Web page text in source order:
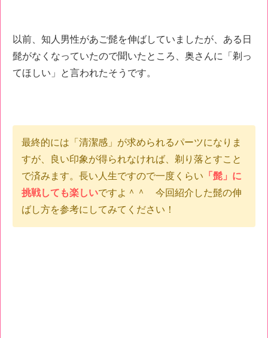
以前、知人男性があご髭を伸ばしていましたが、ある日
髭がなくなっていたので聞いたところ、奥さんに「剃っ
てほしい」と言われたそうです。
最終的には「清潔感」が求められるパーツになりま
すが、良い印象が得られなければ、剃り落とすこと
で済みます。長い人生ですので一度くらい 「髭」に
挑戦しても楽しいですよ＾＾ 今回紹介した髭の伸
ばし方を参考にしてみてください！